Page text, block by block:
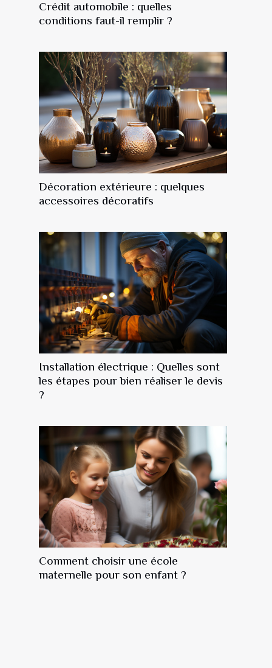
Crédit automobile : quelles
conditions faut-il remplir ?
Décoration extérieure : quelques
accessoires décoratifs
Installation électrique : Quelles sont
les étapes pour bien réaliser le devis
?
Comment choisir une école
maternelle pour son enfant ?